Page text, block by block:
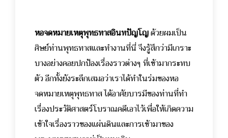
หอจดหมายเหตุพุทธทาสอินทปัญโญด้วยผมเป็น
ศิษย์ท่านพุทธทาสและทำงานที่นี่ จึงรู้สึกว่ามีเกราะ
บางอย่างคอยปกป้องเรื่องราวต่างๆ ที่เข้ามากระทบ
ตัว อีกทั้งยังระลึกเสมอว่าเราได้ทำในร่มของหอ
จดหมายเหตุพุทธทาส ได้อาศัยบารมีของท่านที่ทำ
เรื่องประวัติศาสตร์โบราณคดีเอาไว้เพื่อให้เกิดความ
เข้าใจเรื่องราวของแผ่นดินและการเข้ามาของ